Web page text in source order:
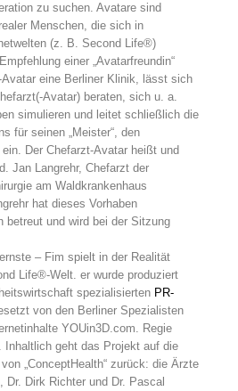
zu suchen. Avatare sind
Menschen, die sich in
(z. B. Second Life®)
einer „Avatarfreundin“
eine Berliner Klinik, lässt sich
Avatar) beraten, sich u. a.
simulieren und leitet schließlich die
für seinen „Meister“, den
Der Chefarzt-Avatar heißt und
Jan Langrehr, Chefarzt der
am Waldkrankenhaus
hat dieses Vorhaben
betreut und wird bei der Sitzung
– Fim spielt in der Realität
Life®-Welt. er wurde produziert
spezialisierten PR-
von den Berliner Spezialisten
YOUin3D.com. Regie
Inhaltlich geht das Projekt auf die
„ConceptHealth“ zurück: die Ärzte
Dr. Dirk Richter und Dr. Pascal